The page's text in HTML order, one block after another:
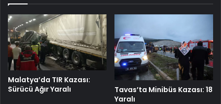
Malatya’da TIR Kazası:
Sürücü Ağır Yaralı
Tavas’ta Minibüs Kazası: 18
Yaralı